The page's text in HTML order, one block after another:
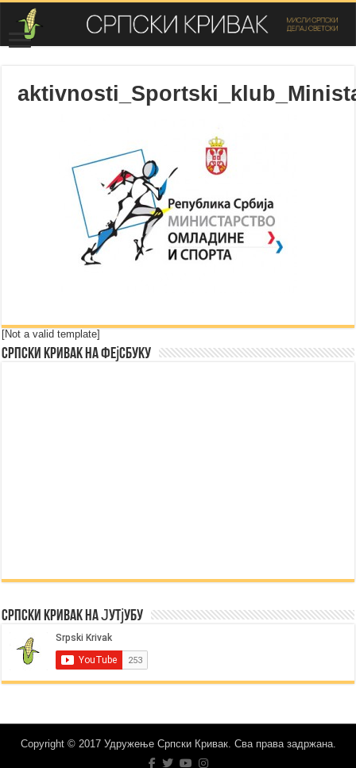
[Not a valid template]
Српски Кривак на Фејсбуку
Српски Кривак на Јутјубу
Copyright © 2017 Удружење Српски Кривак. Сва права задржана.